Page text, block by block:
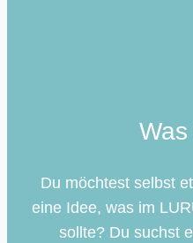
Du möchtest selbst
eine Idee, was im
sollte? Du suchst